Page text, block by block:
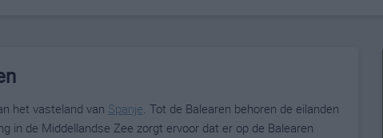
het vasteland van Spanje. Tot de Balearen behoren de eilanden
in de Middellandse Zee zorgt ervoor dat er op de Balearen